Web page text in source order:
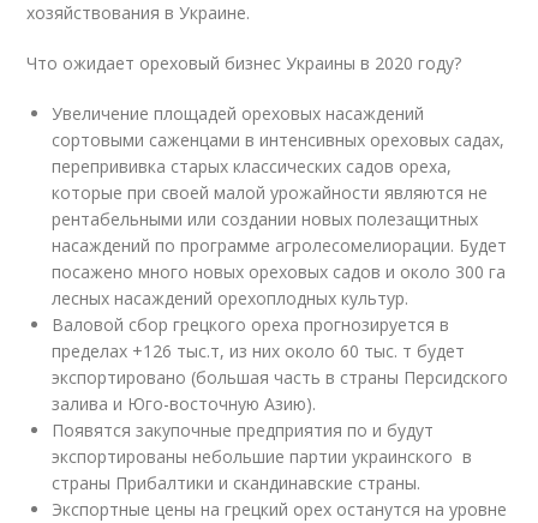
хозяйствования в Украине.
Что ожидает ореховый бизнес Украины в 2020 году?
Увеличение площадей ореховых насаждений
сортовыми саженцами в интенсивных ореховых садах,
перепрививка старых классических садов ореха,
которые при своей малой урожайности являются не
рентабельными или создании новых полезащитных
насаждений по программе агролесомелиорации. Будет
посажено много новых ореховых садов и около 300 га
лесных насаждений орехоплодных культур.
Валовой сбор грецкого ореха прогнозируется в
пределах +126 тыс.т, из них около 60 тыс. т будет
экспортировано (большая часть в страны Персидского
залива и Юго-восточную Азию).
Появятся закупочные предприятия по и будут
экспортированы небольшие партии украинского в
страны Прибалтики и скандинавские страны.
Экспортные цены на грецкий орех останутся на уровне